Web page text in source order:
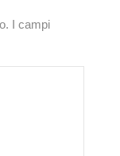
I campi